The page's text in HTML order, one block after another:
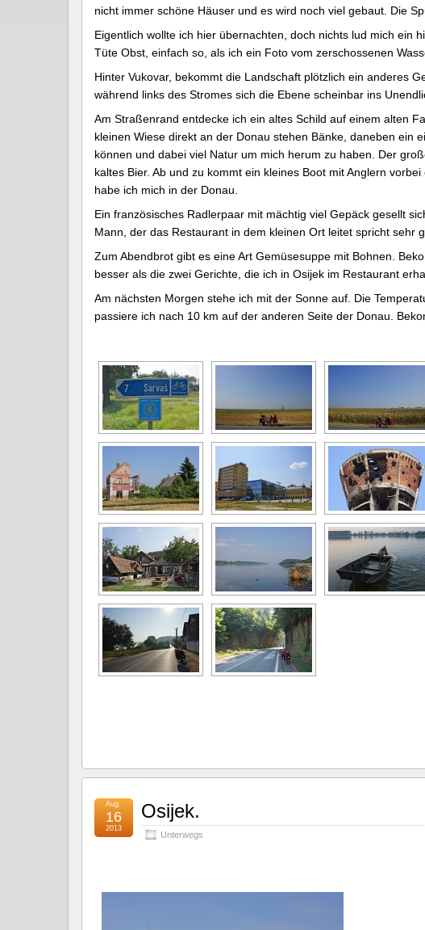
nicht immer schöne Häuser und es wird noch viel gebaut. Die
Eigentlich wollte ich hier übernachten, doch nichts lud mich ein
Tüte Obst, einfach so, als ich ein Foto vom zerschossenen
Hinter Vukovar, bekommt die Landschaft plötzlich ein anderes
während links des Stromes sich die Ebene scheinbar ins
Am Straßenrand entdecke ich ein altes Schild auf einem alten
kleinen Wiese direkt an der Donau stehen Bänke, daneben ein
können und dabei viel Natur um mich herum zu haben. Der
kaltes Bier. Ab und zu kommt ein kleines Boot mit Anglern
habe ich mich in der Donau.
Ein französisches Radlerpaar mit mächtig viel Gepäck gesellt
Mann, der das Restaurant in dem kleinen Ort leitet spricht sehr
Zum Abendbrot gibt es eine Art Gemüsesuppe mit Bohnen.
besser als die zwei Gerichte, die ich in Osijek im Restaurant
Am nächsten Morgen stehe ich mit der Sonne auf. Die
passiere ich nach 10 km auf der anderen Seite der Donau.
Osijek.
Unterwegs
Aug.
16
2013